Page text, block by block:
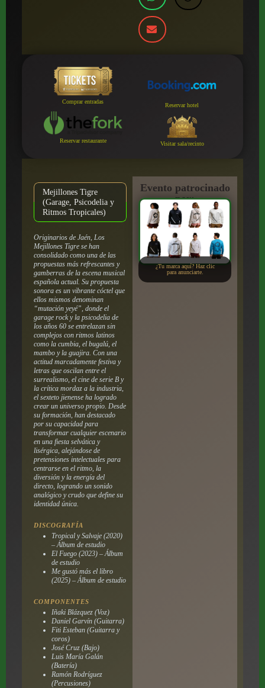
Comprar entradas
Reservar hotel
Reservar restaurante Visitar sala/recinto
Mejillones Tigre
(Garage, Psicodelia y
Ritmos Tropicales)
Originarios de Jaén, Los
Mejillones Tigre se han
consolidado como una de las
propuestas más refrescantes y
gamberras de la escena musical
española actual. Su propuesta
sonora es un vibrante cóctel que
ellos mismos denominan
“mutación yeyé”, donde el
garage rock y la psicodelia de
los años 60 se entrelazan sin
complejos con ritmos latinos
como la cumbia, el bugalú, el
mambo y la guajira. Con una
actitud marcadamente festiva y
letras que oscilan entre el
surrealismo, el cine de serie B y
la crítica mordaz a la industria,
el sexteto jienense ha logrado
crear un universo propio. Desde
su formación, han destacado
por su capacidad para
transformar cualquier escenario
en una fiesta selvática y
lisérgica, alejándose de
pretensiones intelectuales para
centrarse en el ritmo, la
diversión y la energía del
directo, logrando un sonido
analógico y crudo que define su
identidad única.
DISCOGRAFÍA
Tropical y Salvaje (2020)
– Álbum de estudio
El Fuego (2023) – Álbum
de estudio
Me gustó más el libro
(2025) – Álbum de estudio
COMPONENTES
Iñaki Blázquez (Voz)
Daniel Garvín (Guitarra)
Fiti Esteban (Guitarra y
coros)
José Cruz (Bajo)
Luis María Galán
(Batería)
Ramón Rodríguez
(Percusiones)
Evento patrocinado
por:
¿Tu marca aquí? Haz clic
para anunciarte.